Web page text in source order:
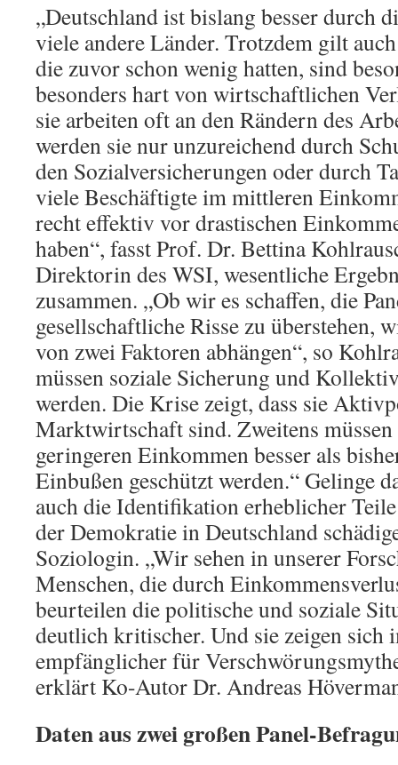
„Deutschland ist bislang besser durch
viele andere Länder. Trotzdem gilt
die zuvor schon wenig hatten, sind
besonders hart von wirtschaftlichen
sie arbeiten oft an den Rändern des
werden sie nur unzureichend durch
den Sozialversicherungen oder durch
viele Beschäftigte im mittleren
recht effektiv vor drastischen
haben“, fasst Prof. Dr. Bettina
Direktorin des WSI, wesentliche
zusammen. „Ob wir es schaffen, die
gesellschaftliche Risse zu überstehen,
von zwei Faktoren abhängen“, so
müssen soziale Sicherung und
werden. Die Krise zeigt, dass sie
Marktwirtschaft sind. Zweitens
geringeren Einkommen besser als
Einbußen geschützt werden.“ Gelinge
auch die Identifikation erheblicher
der Demokratie in Deutschland
Soziologin. „Wir sehen in unserer
Menschen, die durch
beurteilen die politische und soziale
deutlich kritischer. Und sie zeigen sich
empfänglicher für
erklärt Ko-Autor Dr. Andreas
Daten aus zwei großen Panel-